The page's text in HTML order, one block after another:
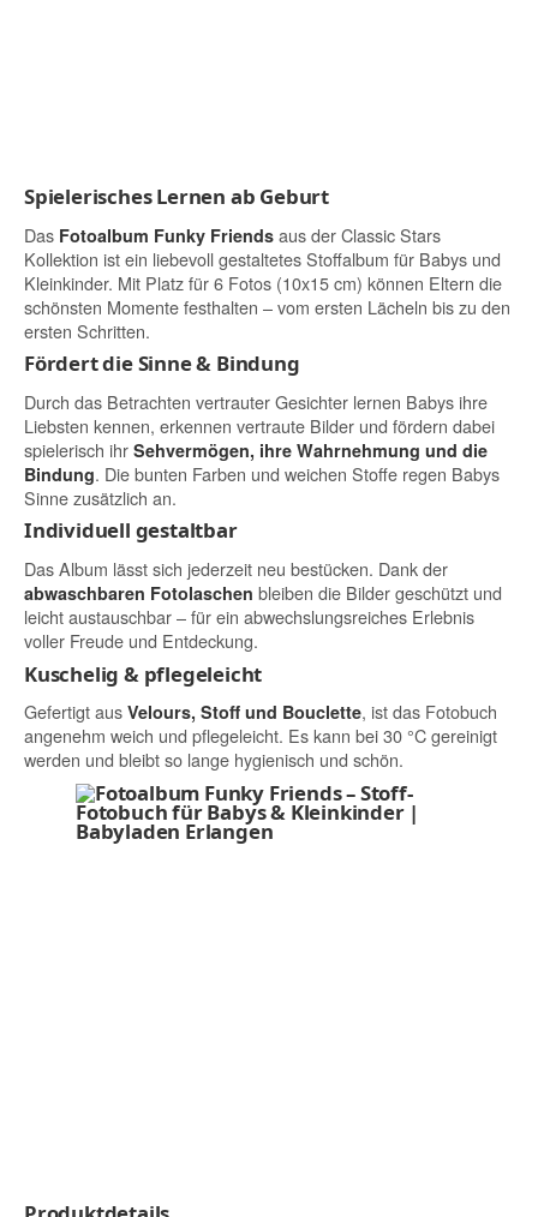
Spielerisches Lernen ab Geburt
Das Fotoalbum Funky Friends aus der Classic Stars
Kollektion ist ein liebevoll gestaltetes Stoffalbum für Babys und
Kleinkinder. Mit Platz für 6 Fotos (10x15 cm) können Eltern die
schönsten Momente festhalten – vom ersten Lächeln bis zu den
ersten Schritten.
Fördert die Sinne & Bindung
Durch das Betrachten vertrauter Gesichter lernen Babys ihre
Liebsten kennen, erkennen vertraute Bilder und fördern dabei
spielerisch ihr Sehvermögen, ihre Wahrnehmung und die
Bindung. Die bunten Farben und weichen Stoffe regen Babys
Sinne zusätzlich an.
Individuell gestaltbar
Das Album lässt sich jederzeit neu bestücken. Dank der
abwaschbaren Fotolaschen bleiben die Bilder geschützt und
leicht austauschbar – für ein abwechslungsreiches Erlebnis
voller Freude und Entdeckung.
Kuschelig & pflegeleicht
Gefertigt aus Velours, Stoff und Bouclette, ist das Fotobuch
angenehm weich und pflegeleicht. Es kann bei 30 °C gereinigt
werden und bleibt so lange hygienisch und schön.